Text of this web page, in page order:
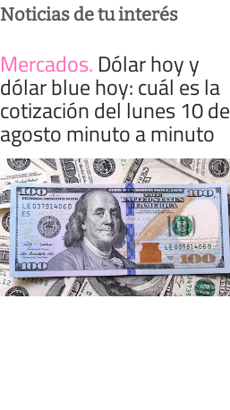
Noticias de tu interés
Mercados. Dólar hoy y
dólar blue hoy: cuál es la
cotización del lunes 10 de
agosto minuto a minuto